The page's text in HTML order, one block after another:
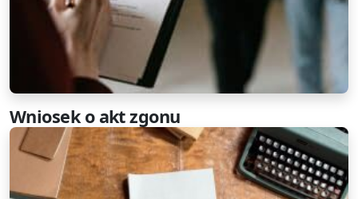
Wniosek o akt zgonu